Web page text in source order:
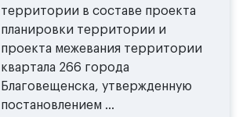
территории в составе проекта
планировки территории и
проекта межевания территории
квартала 266 города
Благовещенска, утвержденную
постановлением ...